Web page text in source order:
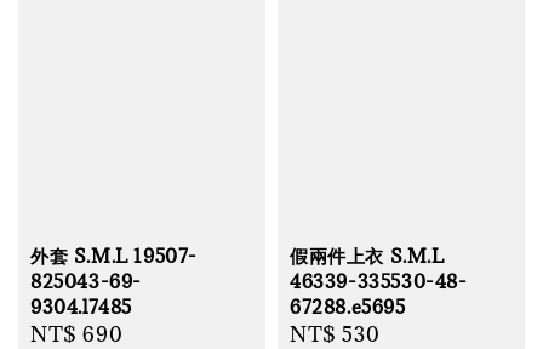
外套 S.M.L 19507-
825043-69-
9304.l7485
Regular
NT$ 690
假兩件上衣 S.M.L
46339-335530-48-
67288.e5695
Regular
NT$ 530